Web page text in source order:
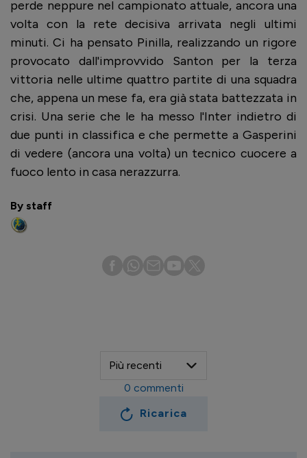
perde neppure nel campionato attuale, ancora una
volta con la rete decisiva arrivata negli ultimi
minuti. Ci ha pensato Pinilla, realizzando un rigore
provocato dall'improvvido Santon per la terza
vittoria nelle ultime quattro partite di una squadra
che, appena un mese fa, era già stata battezzata in
crisi. Una serie che le ha messo l'Inter indietro di
due punti in classifica e che permette a Gasperini
di vedere (ancora una volta) un tecnico cuocere a
fuoco lento in casa nerazzurra.
By staff
Ricarica
0 commenti